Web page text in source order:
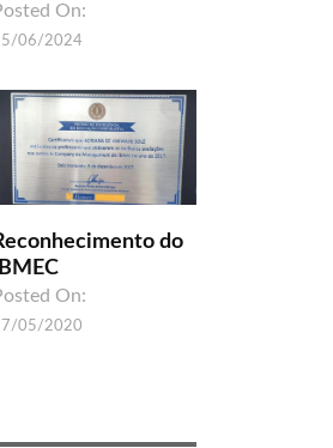
On:
06/2024
do
IBMEC
On:
05/2020